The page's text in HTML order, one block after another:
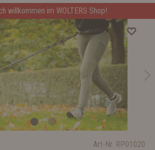
willkommen im WOLTERS Shop!
Art-Nr. RP01020